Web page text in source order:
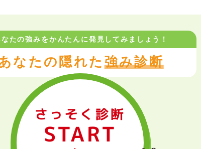
なたの強みをかんたんに発見してみましょう！
なたの隠れた強み診断
さっそく診断
START